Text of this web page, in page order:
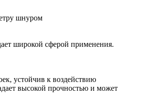
шнуром
широкой сферой применения.
устойчив к воздействию
высокой прочностью и может